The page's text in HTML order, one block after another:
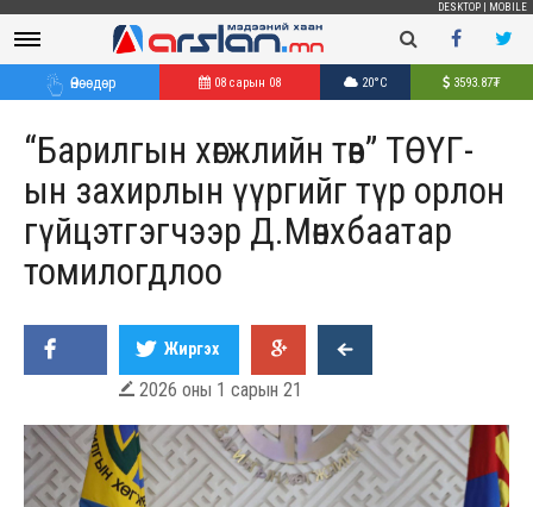
DESKTOP MOBILE
Өнөөдөр 08 сарын 08 20°C 3593.87₮
“Барилгын хөгжлийн төв” ТӨҮГ-
ын захирлын үүргийг түр орлон
гүйцэтгэгчээр Д.Мөнхбаатар
томилогдлоо
Жиргэх
 2026 оны 1 сарын 21